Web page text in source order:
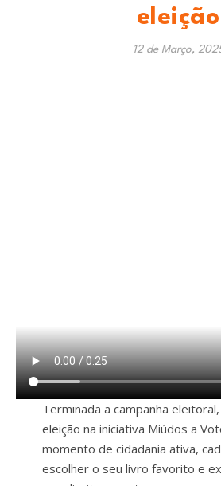
eleição
12 de Março,
Terminada a campanha
eleição na iniciativa Miúdos a
momento de cidadania ativa,
escolher o seu livro favorito e